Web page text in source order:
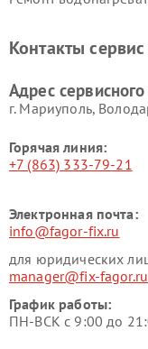
Контакты
Адрес
г. Мариуполь,
Горячая линия:
+7 (863) 333-79-21
Электронная почта:
info@fagor-fix.ru
для юридических
manager@fix-fagor.ru
График работы:
ПН-ВСК с 9:00 до